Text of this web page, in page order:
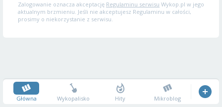
Zalogowanie oznacza akceptację Regulaminu serwisu Wykop.pl w jego
aktualnym brzmieniu. Jeśli nie akceptujesz Regulaminu w całości,
prosimy o niekorzystanie z serwisu.
Główna Wykopalisko Hity Mikroblog